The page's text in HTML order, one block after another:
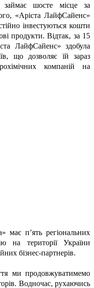
займає шосте місце за
«Аріста ЛайфСайенс»
інвестуються кошти
продукти. Відтак, за 15
ЛайфСайенс» здобула
що дозволяє їй зараз
компаній на
має п’ять регіональних
на території України
бізнес-партнерів.
ми продовжуватимемо
Водночас, рухаючись